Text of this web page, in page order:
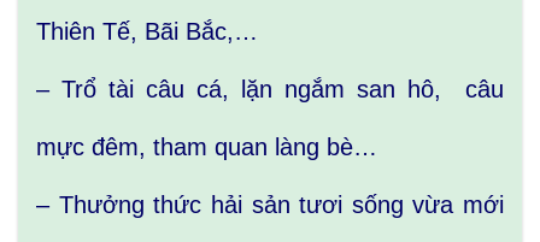
Thiên Tế, Bãi Bắc,…
– Trổ tài câu cá, lặn ngắm san hô, câu
mực đêm, tham quan làng bè…
– Thưởng thức hải sản tươi sống vừa mới